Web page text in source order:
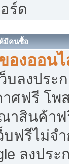
ร์ด
มีคนซื้อ
องออน
บลงประ
าศฟรี โพ
าสินค้าฟ
บฟรีไม่จ
ลงปร